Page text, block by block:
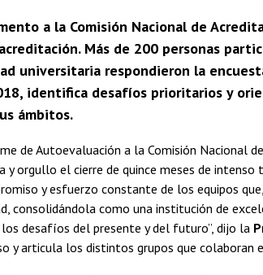
a la Comisión Nacional de
Más de 200 personas
universitaria respondieron la
identifica desafíos prioritarios y
ámbitos.
de Autoevaluación a la Comisión Nacional
y orgullo el cierre de quince meses de
y esfuerzo constante de los equipos
consolidándola como una institución de
los desafíos del presente y del futuro”, dijo la
y articula los distintos grupos que colaboran